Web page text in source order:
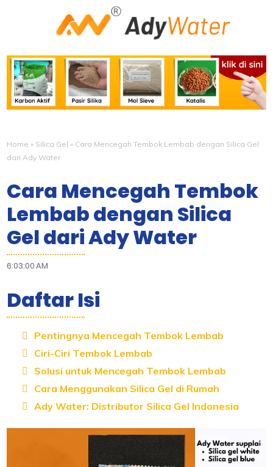
Home » Silica Gel » Cara Mencegah Tembok Lembab dengan Silica Gel
dari Ady Water
Cara Mencegah Tembok
Lembab dengan Silica
Gel dari Ady Water
6:03:00 AM
Daftar Isi
Pentingnya Mencegah Tembok Lembab
Ciri-Ciri Tembok Lembab
Solusi untuk Mencegah Tembok Lembab
Cara Menggunakan Silica Gel di Rumah
Ady Water: Distributor Silica Gel Indonesia